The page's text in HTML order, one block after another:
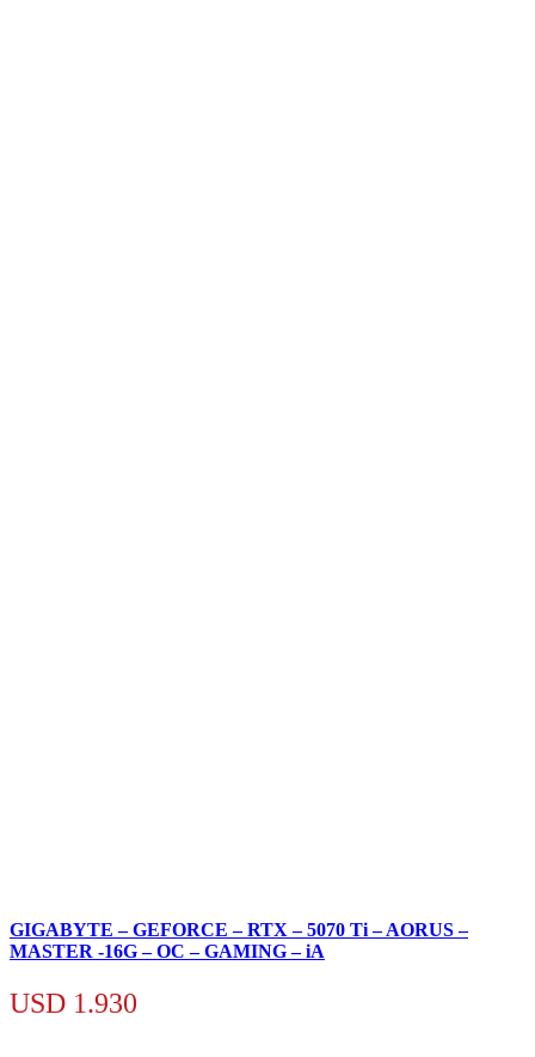
GIGABYTE – GEFORCE – RTX – 5070 Ti – AORUS –
MASTER -16G – OC – GAMING – iA
USD 1.930